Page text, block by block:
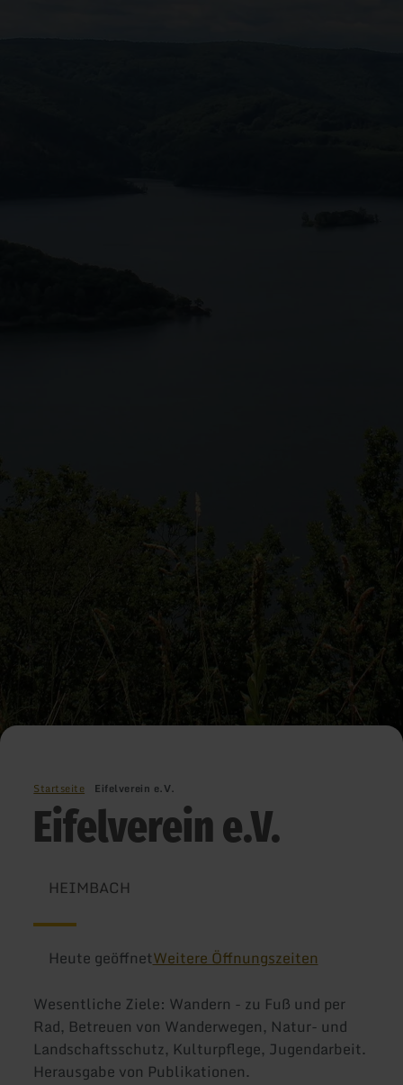
Startseite Eifelverein e.V.
Eifelverein e.V.
HEIMBACH
Heute geöffnetWeitere Öffnungszeiten
Wesentliche Ziele: Wandern - zu Fuß und per
Rad, Betreuen von Wanderwegen, Natur- und
Landschaftsschutz, Kulturpflege, Jugendarbeit.
Herausgabe von Publikationen.